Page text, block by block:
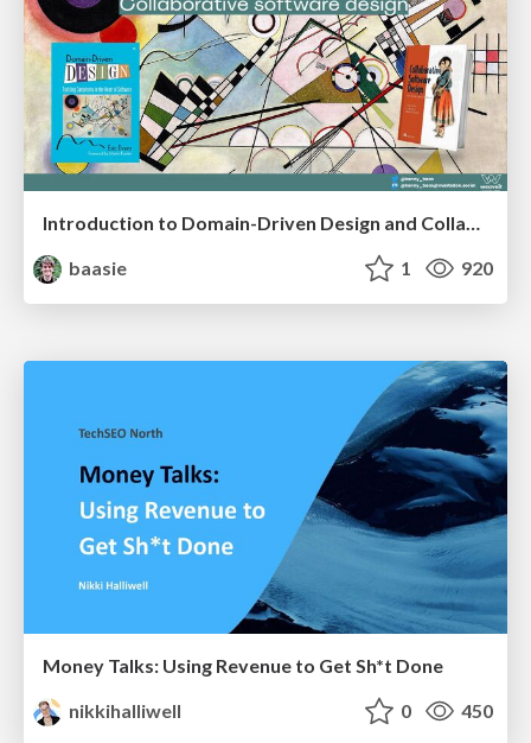
Introduction to Domain-Driven Design and Collaborative software design
baasie
1 920
Money Talks: Using Revenue to Get Sh*t Done
nikkihalliwell
0 450